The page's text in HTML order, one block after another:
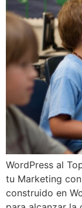
WordPress al
tu Marketing
construido en